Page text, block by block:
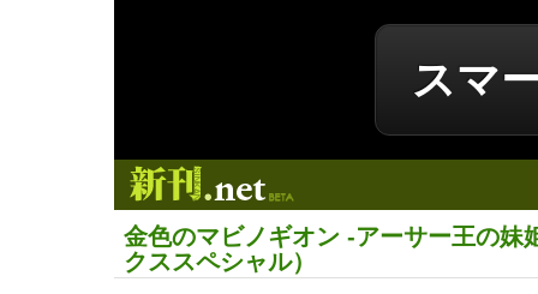
スマ
金色のマビノギオン -アーサー王の妹
クススペシャル）